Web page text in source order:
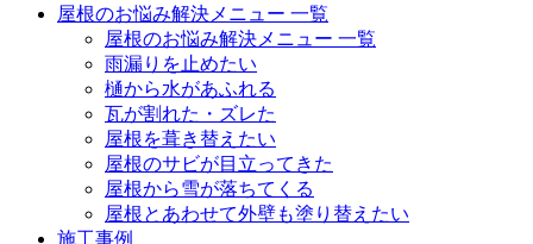
屋根のお悩み解決メニュー 一覧
屋根のお悩み解決メニュー 一覧
雨漏りを止めたい
樋から水があふれる
瓦が割れた・ズレた
屋根を葺き替えたい
屋根のサビが目立ってきた
屋根から雪が落ちてくる
屋根とあわせて外壁も塗り替えたい
施工事例